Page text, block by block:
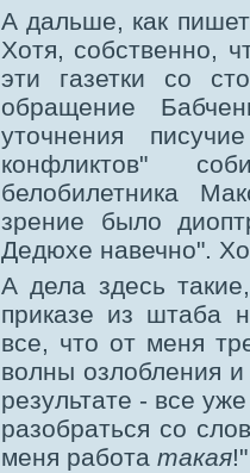
А дальше, как
Хотя, собственно,
эти газетки со
обращение
уточнения
конфликтов"
белобилетника
зрение было
Дедюхе навечно".
А дела здесь
приказе из штаба
все, что от меня
волны озлобления
результате - все
разобраться со
меня работа такая!"